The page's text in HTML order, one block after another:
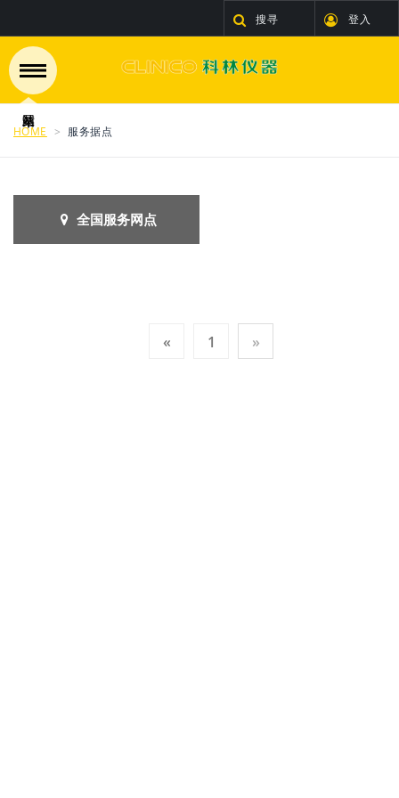
搜寻 登入
HOME 服务据点
全国服务网点
« 1 »